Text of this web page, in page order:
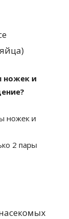
ножек и
ножек и
2 пары